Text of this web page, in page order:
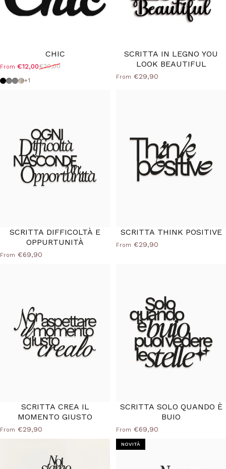
40%
CHIC
Sale price
From €12,00
Regular price€20,00
Black
Medium grey
Dove grey
Shabby
+1
SCRITTA IN LEGNO YOU
LOOK BEAUTIFUL
From €29,90
SCRITTA DIFFICOLTÀ E
OPPURTUNITÀ
From €69,90
SCRITTA THINK POSITIVE
From €29,90
SCRITTA CREA IL
MOMENTO GIUSTO
From €29,90
SCRITTA SOLO QUANDO È
BUIO
From €69,90
NOVITÀ